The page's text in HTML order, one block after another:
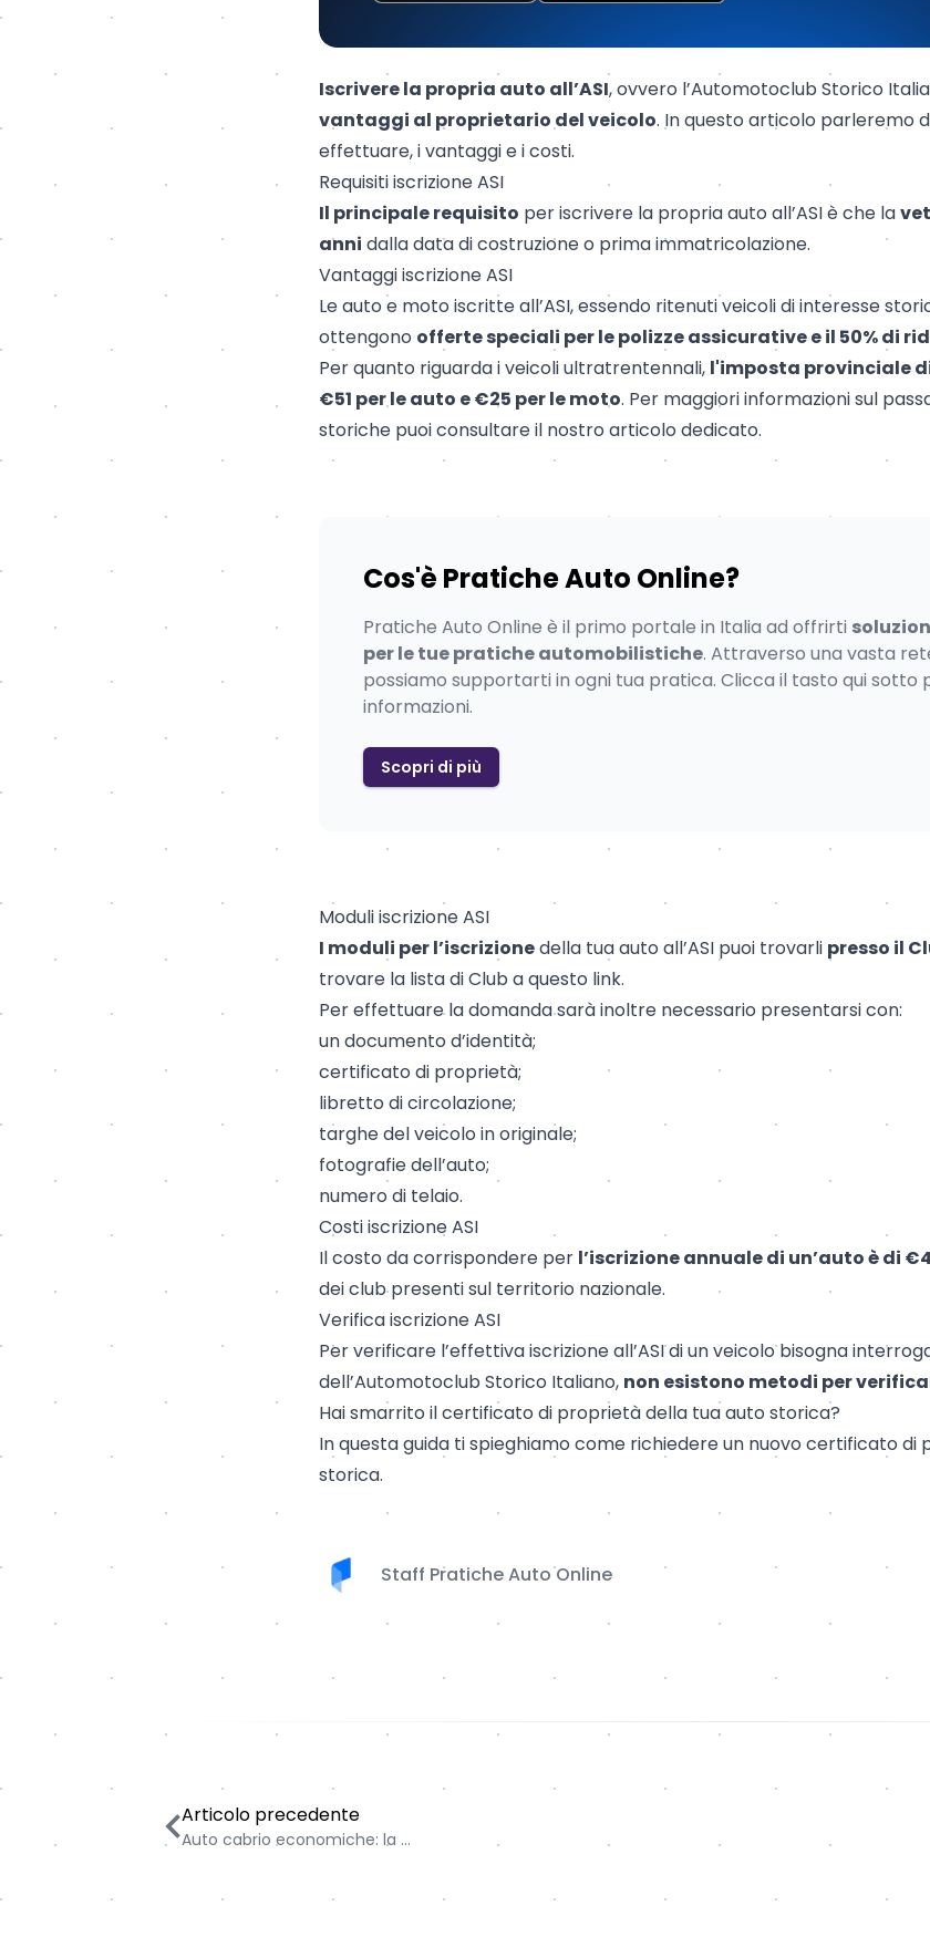
Iscrivere la propria auto all’ASI, ovvero l’Automotoclub Storico
vantaggi al proprietario del veicolo. In questo articolo parleremo
effettuare, i vantaggi e i costi.
Requisiti iscrizione ASI
Il principale requisito per iscrivere la propria auto all’ASI è che la
anni dalla data di costruzione o prima immatricolazione.
Vantaggi iscrizione ASI
Le auto e moto iscritte all’ASI, essendo ritenuti veicoli di interesse
ottengono offerte speciali per lepolizze assicurativee il 50% di
Per quanto riguarda i veicoli ultratrentennali, l'imposta provinciale
€51 per le auto e €25 per le moto. Per maggiori informazioni sul
storiche puoi consultare il nostro articolo dedicato.
Cos'è Pratiche Auto Online?
Pratiche Auto Online è il primo portale in Italia ad offrirti
per le tue pratiche automobilistiche. Attraverso una vasta
possiamo supportarti in ogni tua pratica. Clicca il tasto qui sotto
informazioni.
Scopri di più
Moduli iscrizione ASI
I moduli per l’iscrizionedella tua auto all’ASI puoi trovarli presso il
trovare la lista di Club a questo link.
Per effettuare la domanda sarà inoltre necessario presentarsi con:
un documento d’identità;
certificato di proprietà;
libretto di circolazione;
targhe del veicolo in originale;
fotografie dell’auto;
numero di telaio.
Costi iscrizione ASI
Il costo da corrispondere per l’iscrizione annuale di un’auto è di
dei club presenti sul territorio nazionale.
Verifica iscrizione ASI
Per verificare l’effettiva iscrizione all’ASI di un veicolo bisogna
dell’Automotoclub Storico Italiano, non esistono metodi per
Hai smarrito il certificato di proprietà della tua auto storica?
Inquesta guida ti spieghiamo come richiedere un nuovo certificato di
storica.
Staff Pratiche Auto Online
Auto cabrio economiche: la nostra lista 2024
Articolo precedente
Auto cabrio economiche: la ...